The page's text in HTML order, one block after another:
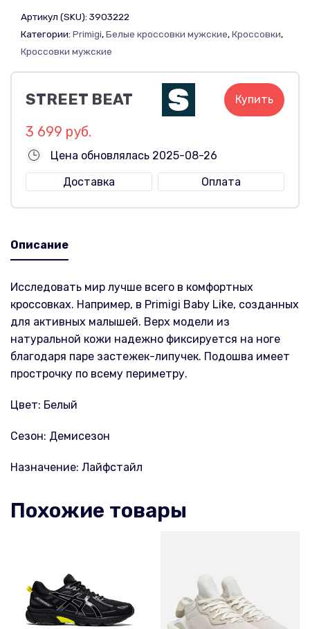
Артикул (SKU): 3903222
Категории: Primigi,Белые кроссовки мужские,Кроссовки,
Кроссовки мужские
STREET BEAT Купить
3 699 руб.
Цена обновлялась 2025-08-26
Доставка
Оплата
Описание
Исследовать мир лучше всего в комфортных
кроссовках. Например, в Primigi Baby Like, созданных
для активных малышей. Верх модели из
натуральной кожи надежно фиксируется на ноге
благодаря паре застежек-липучек. Подошва имеет
прострочку по всему периметру.
Цвет: Белый
Сезон: Демисезон
Назначение: Лайфстайл
Похожие товары